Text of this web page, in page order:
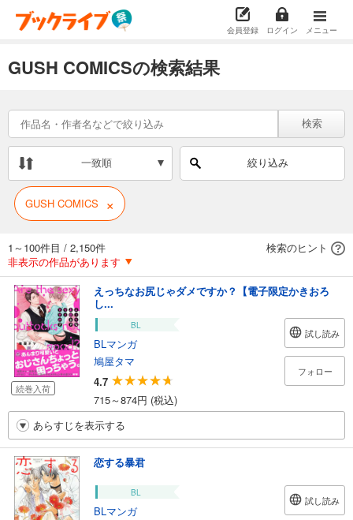
会員登録 ログイン メニュー
GUSH COMICSの検索結果
検索
一致順 絞り込み
GUSH COMICS ×
1～100件目 / 2,150件
検索のヒント
非表示の作品があります
続巻入荷
えっちなお尻じゃダメですか？【電子限定かきおろ
し...
BL
BLマンガ
鳩屋タマ
4.7
715～874円 (税込)
試し読み
フォロー
あらすじを表示する
恋する暴君
BL
BLマンガ
試し読み